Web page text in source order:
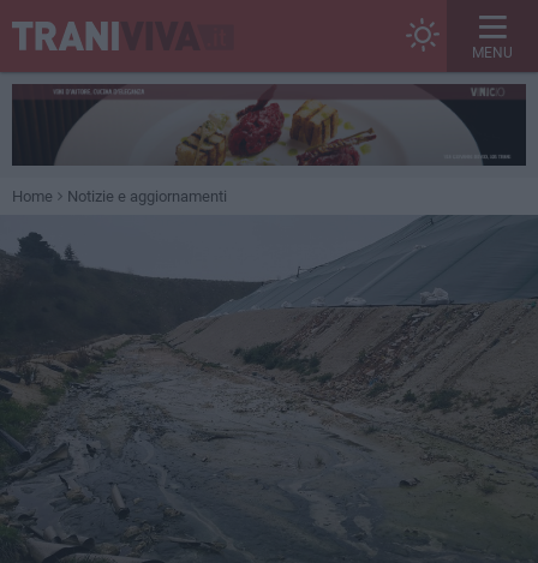
MENU
Home Notizie e aggiornamenti